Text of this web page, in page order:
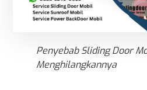
Penyebab Sliding Door
Menghilangkannya